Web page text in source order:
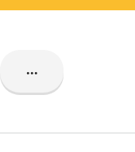
...